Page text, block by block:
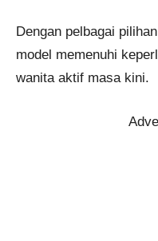
Dengan pelbagai
model memenuhi
wanita aktif masa kini.